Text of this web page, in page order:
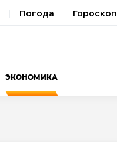
Погода Гороскоп
ЭКОНОМИКА